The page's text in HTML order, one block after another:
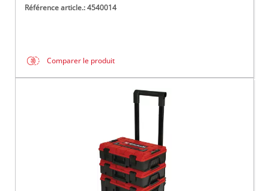
Référence article.: 4540014
Comparer le produit